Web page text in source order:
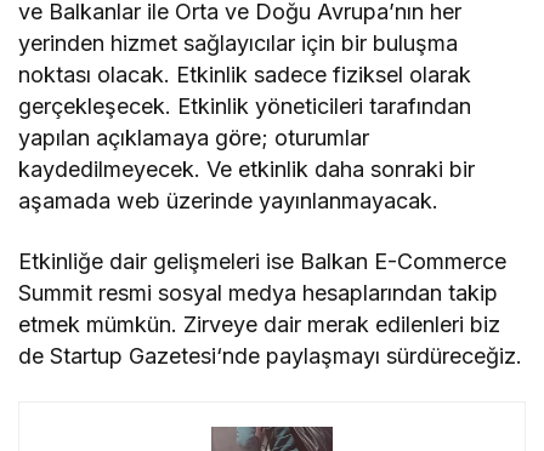
ve Balkanlar ile Orta ve Doğu Avrupa’nın her
yerinden hizmet sağlayıcılar için bir buluşma
noktası olacak. Etkinlik sadece fiziksel olarak
gerçekleşecek. Etkinlik yöneticileri tarafından
yapılan açıklamaya göre; oturumlar
kaydedilmeyecek. Ve etkinlik daha sonraki bir
aşamada web üzerinde yayınlanmayacak.
Etkinliğe dair gelişmeleri ise Balkan E-Commerce
Summit resmi sosyal medya hesaplarından takip
etmek mümkün. Zirveye dair merak edilenleri biz
de Startup Gazetesi‘nde paylaşmayı sürdüreceğiz.